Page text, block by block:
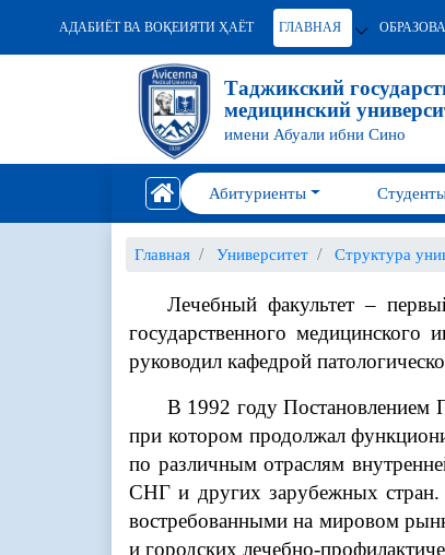
АДАБИЁТ ВА ВОҚЕИЯТИ ҲАЁТ ГЛАВНАЯ
Таджикский
медицинский
имени Абуали ибни Сино
Абитуриенты
Главная Университет Структура
Лечебный факультет –
государственного
руководил кафедрой
В 1992 году Постановлением
при котором продолжал
по различным отраслям
СНГ и других зарубежных
востребованными на мировом
и городских лечебно-